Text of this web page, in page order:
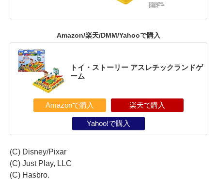
Amazon/楽天/DMM/Yahooで購入
トイ・ストーリー アスレチックランドゲ
ーム
Amazonで購入 楽天で購入
Yahoo!で購入
(C) Disney/Pixar
(C) Just Play, LLC
(C) Hasbro.